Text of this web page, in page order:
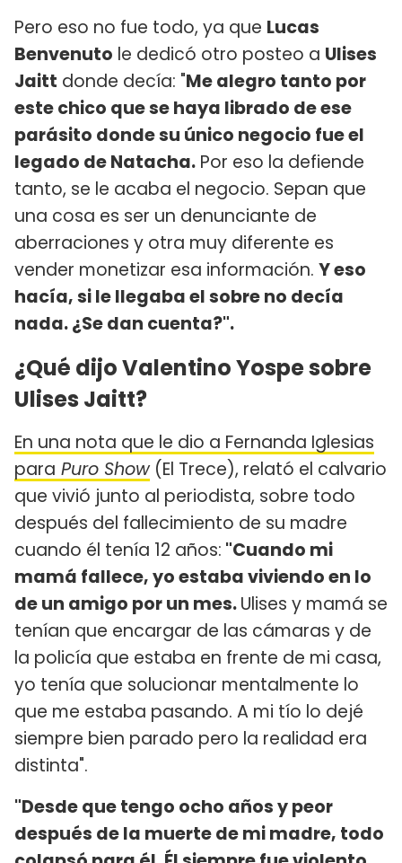
Pero eso no fue todo, ya que Lucas
Benvenuto le dedicó otro posteo a Ulises
Jaitt donde decía: "Me alegro tanto por
este chico que se haya librado de ese
parásito donde su único negocio fue el
legado de Natacha. Por eso la defiende
tanto, se le acaba el negocio. Sepan que
una cosa es ser un denunciante de
aberraciones y otra muy diferente es
vender monetizar esa información. Y eso
hacía, si le llegaba el sobre no decía
nada. ¿Se dan cuenta?".
¿Qué dijo Valentino Yospe sobre
Ulises Jaitt?
En una nota que le dio a Fernanda Iglesias
para Puro Show(El Trece), relató el calvario
que vivió junto al periodista, sobre todo
después del fallecimiento de su madre
cuando él tenía 12 años: "Cuando mi
mamá fallece, yo estaba viviendo en lo
de un amigo por un mes.Ulises y mamá se
tenían que encargar de las cámaras y de
la policía que estaba en frente de mi casa,
yo tenía que solucionar mentalmente lo
que me estaba pasando. A mi tío lo dejé
siempre bien parado pero la realidad era
distinta".
"Desde que tengo ocho años y peor
después de la muerte de mi madre, todo